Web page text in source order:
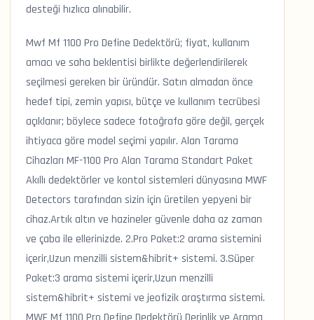
desteği hızlıca alınabilir.
Mwf Mf 1100 Pro Define Dedektörü; fiyat, kullanım
amacı ve saha beklentisi birlikte değerlendirilerek
seçilmesi gereken bir üründür. Satın almadan önce
hedef tipi, zemin yapısı, bütçe ve kullanım tecrübesi
açıklanır; böylece sadece fotoğrafa göre değil, gerçek
ihtiyaca göre model seçimi yapılır. Alan Tarama
Cihazları MF-1100 Pro Alan Tarama Standart Paket
Akıllı dedektörler ve kontol sistemleri dünyasına MWF
Detectors tarafından sizin için üretilen yepyeni bir
cihaz.Artık altın ve hazineler güvenle daha az zaman
ve çaba ile ellerinizde. 2.Pro Paket:2 arama sistemini
içerir,Uzun menzilli sistem&hibrit+ sistemi. 3.Süper
Paket:3 arama sistemi içerir,Uzun menzilli
sistem&hibrit+ sistemi ve jeofizik araştırma sistemi.